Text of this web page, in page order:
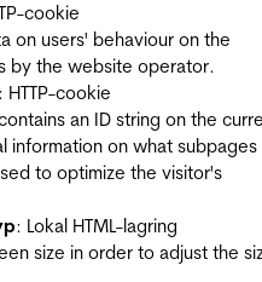
cookie
on users' behaviour on the
by the website operator.
: HTTP-cookie
an ID string on the
information on what
to optimize the visitor's
: Lokal HTML-lagring
size in order to adjust the